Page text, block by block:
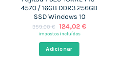
4570 / 16GB DDR3 256GB
SSD Windows 10
359,00€ O
preço
era:
359,00 €.
124,02 €O
impostos incluídos
Adicionar